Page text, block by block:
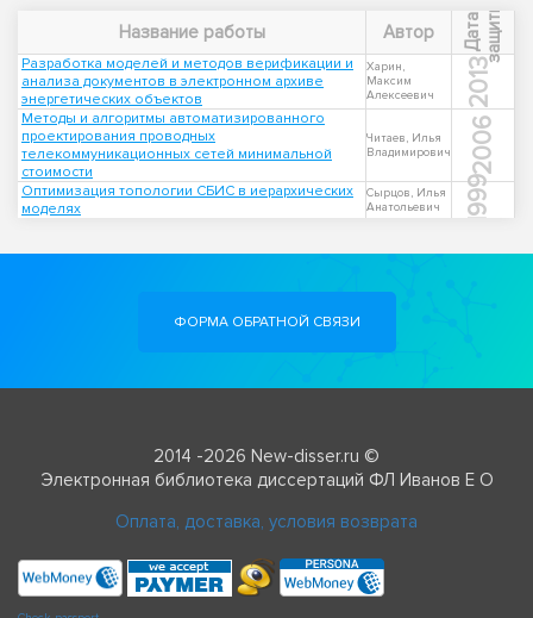
Название работы Автор Д
а
т
а
з
а
щ
и
т ы
Разработка моделей и методов верификации и
анализа документов в электронном архиве
энергетических объектов
Харин,
Максим
Алексеевич
2013
Методы и алгоритмы автоматизированного
проектирования проводных
телекоммуникационных сетей минимальной
стоимости
Читаев, Илья
Владимирович
2006
Оптимизация топологии СБИС в иерархических
моделях
Сырцов, Илья
Анатольевич
1999
ФОРМА ОБРАТНОЙ СВЯЗИ
2014 -2026 New-disser.ru ©
Электронная библиотека диссертаций ФЛ Иванов Е О
Оплата, доставка, условия возврата